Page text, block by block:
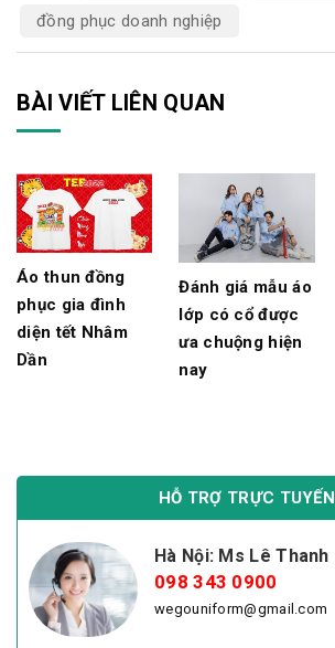
đồng phục doanh nghiệp
BÀI VIẾT LIÊN QUAN
Áo thun đồng
phục gia đình
diện tết Nhâm
Dần
Đánh giá mẫu áo
lớp có cổ được
ưa chuộng hiện
nay
HỖ TRỢ TRỰC TUYẾN
Hà Nội: Ms Lê Thanh
098 343 0900
wegouniform@gmail.com